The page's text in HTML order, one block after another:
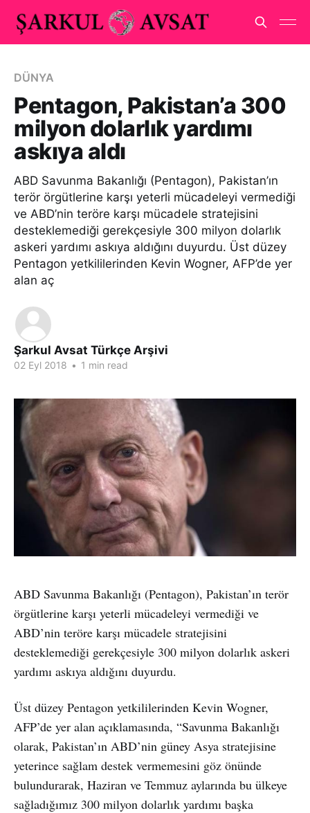
DÜNYA
Pentagon, Pakistan’a 300
milyon dolarlık yardımı
askıya aldı
ABD Savunma Bakanlığı (Pentagon), Pakistan’ın
terör örgütlerine karşı yeterli mücadeleyi vermediği
ve ABD’nin teröre karşı mücadele stratejisini
desteklemediği gerekçesiyle 300 milyon dolarlık
askeri yardımı askıya aldığını duyurdu. Üst düzey
Pentagon yetkililerinden Kevin Wogner, AFP’de yer
alan aç
Şarkul Avsat Türkçe Arşivi
02 Eyl 2018 • 1 min read
ABD Savunma Bakanlığı (Pentagon), Pakistan’ın terör
örgütlerine karşı yeterli mücadeleyi vermediği ve
ABD’nin teröre karşı mücadele stratejisini
desteklemediği gerekçesiyle 300 milyon dolarlık askeri
yardımı askıya aldığını duyurdu.
Üst düzey Pentagon yetkililerinden Kevin Wogner,
AFP’de yer alan açıklamasında, “Savunma Bakanlığı
olarak, Pakistan’ın ABD’nin güney Asya stratejisine
yeterince sağlam destek vermemesini göz önünde
bulundurarak, Haziran ve Temmuz aylarında bu ülkeye
sağladığımız 300 milyon dolarlık yardımı başka